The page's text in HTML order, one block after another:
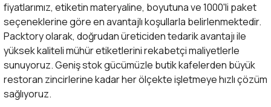
fiyatlarımız, etiketin materyaline, boyutuna ve 1000'li paket
seçeneklerine göre en avantajlı koşullarla belirlenmektedir.
Packtory olarak, doğrudan üreticiden tedarik avantajı ile
yüksek kaliteli mühür etiketlerini rekabetçi maliyetlerle
sunuyoruz. Geniş stok gücümüzle butik kafelerden büyük
restoran zincirlerine kadar her ölçekte işletmeye hızlı çözüm
sağlıyoruz.